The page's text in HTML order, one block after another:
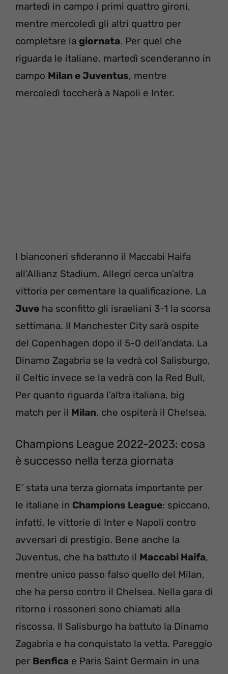
martedì in campo i primi quattro gironi,
mentre mercoledì gli altri quattro per
completare la giornata. Per quel che
riguarda le italiane, martedì scenderanno in
campo Milan e Juventus, mentre
mercoledì toccherà a Napoli e Inter.
I bianconeri sfideranno il Maccabi Haifa
all’Allianz Stadium. Allegri cerca un’altra
vittoria per cementare la qualificazione. La
Juve ha sconfitto gli israeliani 3-1 la scorsa
settimana. Il Manchester City sarà ospite
del Copenhagen dopo il 5-0 dell’andata. La
Dinamo Zagabria se la vedrà col Salisburgo,
il Celtic invece se la vedrà con la Red Bull,
Per quanto riguarda l’altra italiana, big
match per il Milan, che ospiterà il Chelsea.
Champions League 2022-2023: cosa
è successo nella terza giornata
E’ stata una terza giornata importante per
le italiane in Champions League: spiccano,
infatti, le vittorie di Inter e Napoli contro
avversari di prestigio. Bene anche la
Juventus, che ha battuto il Maccabi Haifa,
mentre unico passo falso quello del Milan,
che ha perso contro il Chelsea. Nella gara di
ritorno i rossoneri sono chiamati alla
riscossa. Il Salisburgo ha battuto la Dinamo
Zagabria e ha conquistato la vetta. Pareggio
per Benfica e Paris Saint Germain in una